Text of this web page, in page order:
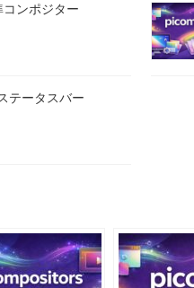
ンポジター
テータスバー